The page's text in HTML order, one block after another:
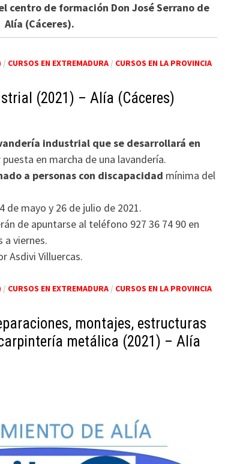
centro de formación Don José Serrano de
Alía (Cáceres).
/ CURSOS EN EXTREMADURA/ CURSOS EN LA PROVINCIA
(2021) – Alía (Cáceres)
industrial que se desarrollará en
en marcha de una lavandería.
a personas con discapacidad mínima del
de mayo y 26 de julio de 2021.
de apuntarse al teléfono 927 36 74 90 en
a viernes.
Asdivi Villuercas.
/ CURSOS EN EXTREMADURA/ CURSOS EN LA PROVINCIA
montajes, estructuras
metálica (2021) – Alía